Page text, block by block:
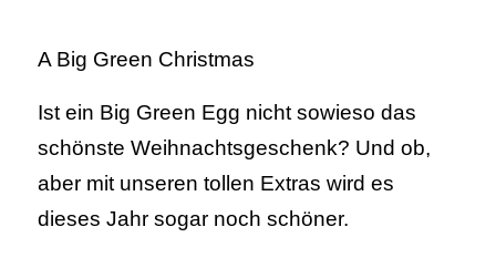
A Big Green Christmas
Ist ein Big Green Egg nicht sowieso das
schönste Weihnachtsgeschenk? Und ob,
aber mit unseren tollen Extras wird es
dieses Jahr sogar noch schöner.